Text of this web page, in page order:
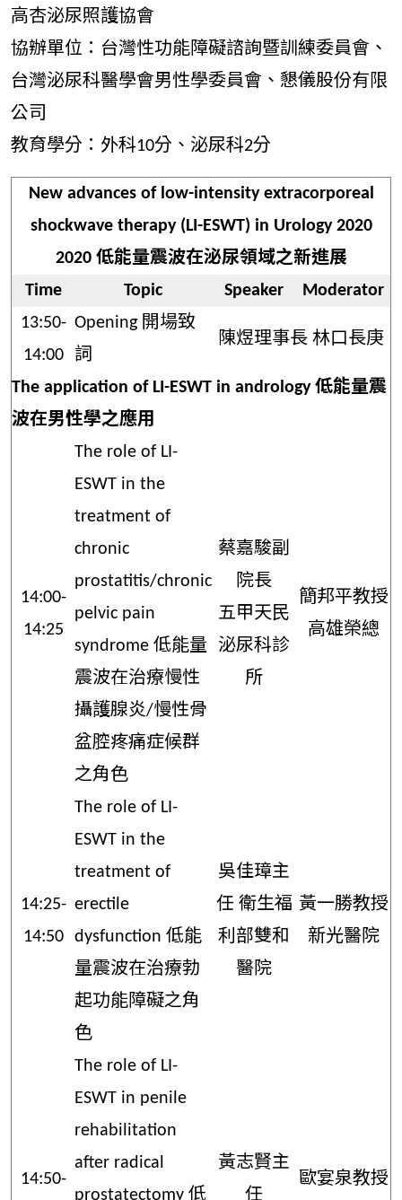
高杏泌尿照護協會
協辦單位：台灣性功能障礙諮詢暨訓練委員會、
台灣泌尿科醫學會男性學委員會、懇儀股份有限
公司
教育學分：外科10分、泌尿科2分
New advances of low-intensity extracorporeal
shockwave therapy (LI-ESWT) in Urology 2020
2020 低能量震波在泌尿領域之新進展
Time
Topic Speaker
Moderator
13:50-
14:00
Opening 開場致
詞
陳煜理事長 林口長庚
The application of LI-ESWT in andrology 低能量震
波在男性學之應用
14:00-
14:25
The role of LI-
ESWT in the
treatment of
chronic
prostatitis/chronic
pelvic pain
syndrome 低能量
震波在治療慢性
攝護腺炎/慢性骨
盆腔疼痛症候群
之角色
蔡嘉駿副
院長
五甲天民
泌尿科診
所
簡邦平教授
高雄榮總
14:25-
14:50
The role of LI-
ESWT in the
treatment of
erectile
dysfunction 低能
量震波在治療勃
起功能障礙之角
色
吳佳璋主
任 衛生福
利部雙和
醫院
黃一勝教授
新光醫院
14:50-
The role of LI-
ESWT in penile
rehabilitation
after radical
prostatectomy 低
黃志賢主
任
歐宴泉教授